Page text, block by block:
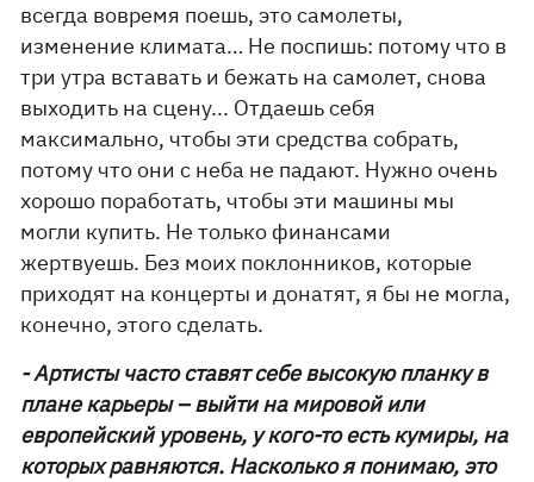
всегда вовремя поешь, это самолеты,
изменение климата… Не поспишь: потому что в
три утра вставать и бежать на самолет, снова
выходить на сцену... Отдаешь себя
максимально, чтобы эти средства собрать,
потому что они с неба не падают. Нужно очень
хорошо поработать, чтобы эти машины мы
могли купить. Не только финансами
жертвуешь. Без моих поклонников, которые
приходят на концерты и донатят, я бы не могла,
конечно, этого сделать.
- Артисты часто ставят себе высокую планку в
плане карьеры – выйти на мировой или
европейский уровень, у кого-то есть кумиры, на
которых равняются. Насколько я понимаю, это